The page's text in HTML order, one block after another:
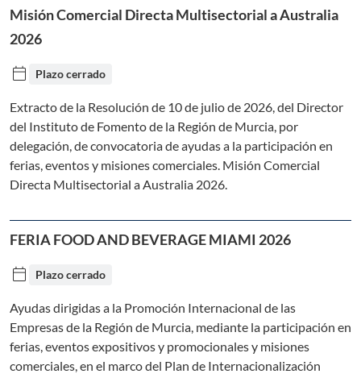
Misión Comercial Directa Multisectorial a Australia
2026
calendar_today Plazo cerrado
Extracto de la Resolución de 10 de julio de 2026, del Director
del Instituto de Fomento de la Región de Murcia, por
delegación, de convocatoria de ayudas a la participación en
ferias, eventos y misiones comerciales. Misión Comercial
Directa Multisectorial a Australia 2026.
FERIA FOOD AND BEVERAGE MIAMI 2026
calendar_today Plazo cerrado
Ayudas dirigidas a la Promoción Internacional de las
Empresas de la Región de Murcia, mediante la participación en
ferias, eventos expositivos y promocionales y misiones
comerciales, en el marco del Plan de Internacionalización